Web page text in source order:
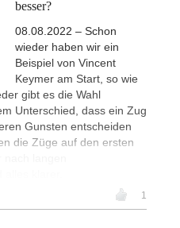
besser?
08.08.2022 – Schon
wieder haben wir ein
Beispiel von Vincent
Keymer am Start, so wie
gibt es die Wahl
Unterschied, dass ein Zug
Gunsten entscheiden
die Züge auf den ersten
1